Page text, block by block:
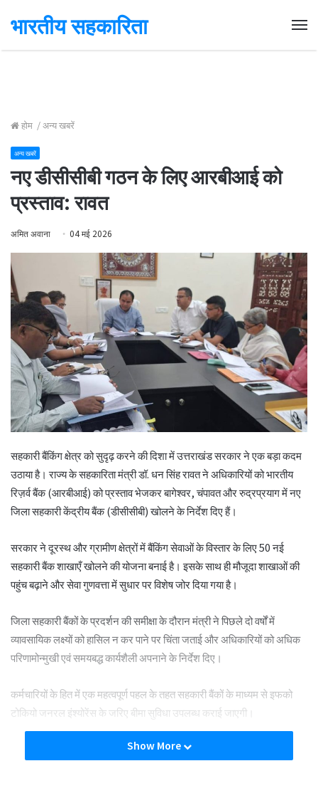
भारतीय सहकारिता
होम /अन्य खबरें
अन्य खबरें
नए डीसीसीबी गठन के लिए आरबीआई को
प्रस्ताव: रावत
अमित अवाना 04 मई 2026
सहकारी बैंकिंग क्षेत्र को सुदृढ़ करने की दिशा में उत्तराखंड सरकार ने एक बड़ा कदम
उठाया है। राज्य के सहकारिता मंत्री डॉ. धन सिंह रावत ने अधिकारियों कोभारतीय
रिज़र्व बैंक(आरबीआई) को प्रस्ताव भेजकर बागेश्वर, चंपावत और रुद्रप्रयाग में नए
जिला सहकारी केंद्रीय बैंक (डीसीसीबी) खोलने के निर्देश दिए हैं।
सरकार ने दूरस्थ और ग्रामीण क्षेत्रों में बैंकिंग सेवाओं के विस्तार के लिए 50 नई
सहकारी बैंक शाखाएँ खोलने की योजना बनाई है। इसके साथ ही मौजूदा शाखाओं की
पहुंच बढ़ाने और सेवा गुणवत्ता में सुधार पर विशेष जोर दिया गया है।
जिला सहकारी बैंकों के प्रदर्शन की समीक्षा के दौरान मंत्री ने पिछले दो वर्षों में
व्यावसायिक लक्ष्यों को हासिल न कर पाने पर चिंता जताई और अधिकारियों को अधिक
परिणामोन्मुखी एवं समयबद्ध कार्यशैली अपनाने के निर्देश दिए।
कर्मचारियों के हित में एक महत्वपूर्ण पहल के तहत सहकारी बैंकों के माध्यम सेइफको
टोकियो जनरल इंश्योरेंसके जरिए बीमा सुविधा उपलब्ध कराई जाएगी।
इसके अलावा, कर्मचारियों के शीघ्र पदोन्नति, वार्षिक स्थानांतरण और प्राथमिक कृषि
Show More